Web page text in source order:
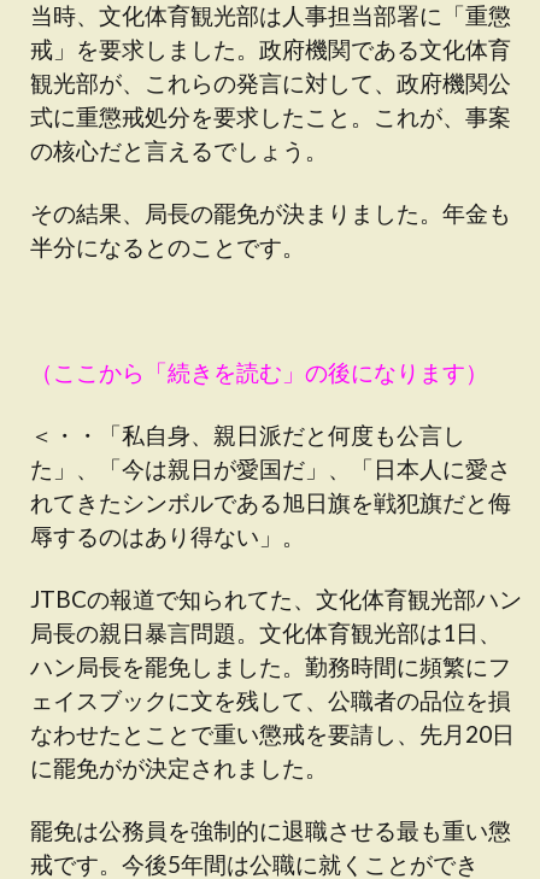
当時、文化体育観光部は人事担当部署に「重懲
戒」を要求しました。政府機関である文化体育
観光部が、これらの発言に対して、政府機関公
式に重懲戒処分を要求したこと。これが、事案
の核心だと言えるでしょう。
その結果、局長の罷免が決まりました。年金も
半分になるとのことです。
（ここから「続きを読む」の後になります）
＜・・「私自身、親日派だと何度も公言し
た」、「今は親日が愛国だ」、「日本人に愛さ
れてきたシンボルである旭日旗を戦犯旗だと侮
辱するのはあり得ない」。
JTBCの報道で知られてた、文化体育観光部ハン
局長の親日暴言問題。文化体育観光部は1日、
ハン局長を罷免しました。勤務時間に頻繁にフ
ェイスブックに文を残して、公職者の品位を損
なわせたとことで重い懲戒を要請し、先月20日
に罷免がが決定されました。
罷免は公務員を強制的に退職させる最も重い懲
戒です。今後5年間は公職に就くことができ